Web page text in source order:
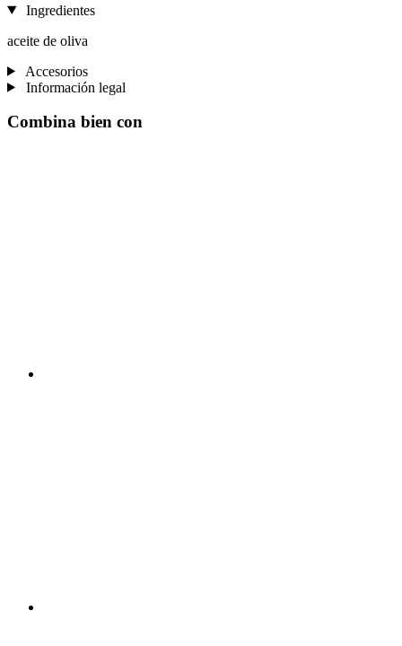
Ingredientes
aceite de oliva
Accesorios
Información legal
Combina bien con